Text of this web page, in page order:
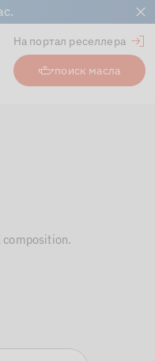
На портал реселлера
поиск масла
composition.